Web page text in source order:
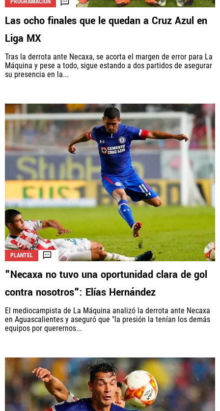
La aceptación de una de las ofertas presentadas en esta página
puede dar lugar a un pago a
Vamos Azul
. Este pago puede influir en
cómo y dónde aparecen los operadores de juego en la página y en el
orden en que aparecen, pero no influye en nuestras evaluaciones.
PROGRAMACIÓN
Las ocho finales que le quedan a Cruz Azul en
Liga MX
Tras la derrota ante Necaxa, se acorta el margen de error para La
Máquina y pese a todo, sigue estando a dos partidos de asegurar
su presencia en la...
PLANTEL
"Necaxa no tuvo una oportunidad clara de gol
contra nosotros": Elías Hernández
El mediocampista de La Máquina analizó la derrota ante Necaxa
en Aguascalientes y aseguró que "la presión la tenían los demás
equipos por querernos...